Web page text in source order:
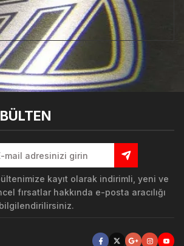
kayıt olarak indirimli, yeni ve
fırsatlar hakkında e-posta aracılığı